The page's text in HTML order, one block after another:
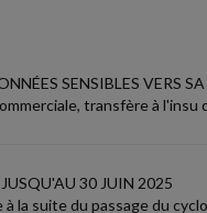
SENSIBLES VERS
transfère à
30 JUIN 2025
la suite du passage du